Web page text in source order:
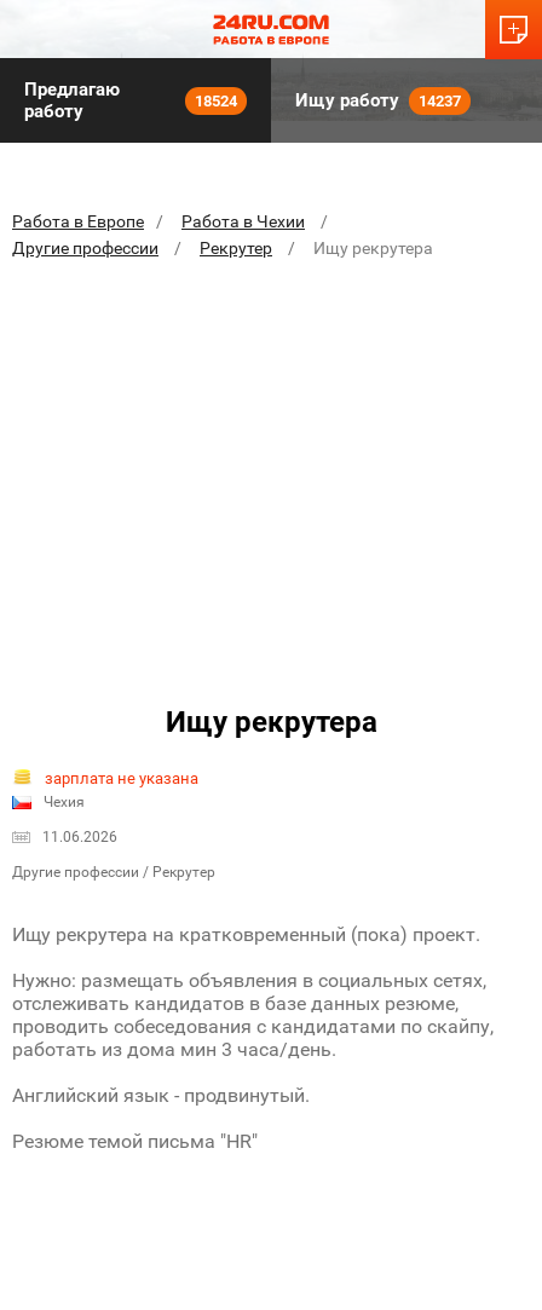
Предлагаю
работу
18524 Ищу работу 14237
Работа в Европе
Работа в Чехии
Другие профессии
Рекрутер Ищу рекрутера
Ищу рекрутера
зарплата не указана
Чехия
11.06.2026
Другие профессии / Рекрутер
Ищу рекрутера на кратковременный (пока) проект.
Нужно: размещать объявления в социальных сетях,
отслеживать кандидатов в базе данных резюме,
проводить собеседования с кандидатами по скайпу,
работать из дома мин 3 часа/день.
Английский язык - продвинутый.
Резюме темой письма "HR"